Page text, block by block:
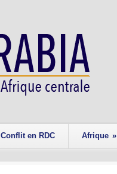
Conflit en RDC Afrique »